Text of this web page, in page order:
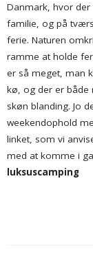
Danmark, hvor
familie, og på
ferie. Naturen
ramme at holde
er så meget, man
kø, og der er både
skøn blanding. Jo
weekendophold
linket, som vi
med at komme i
luksuscamping